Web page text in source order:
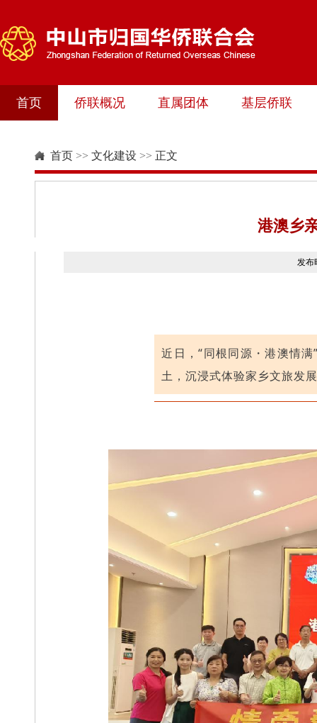
首页 侨联概况 直属团体 基层侨联
首页 >> 文化建设 >> 正文
港澳乡
发
近日，“同根同源・港澳情
土，沉浸式体验家乡文旅发